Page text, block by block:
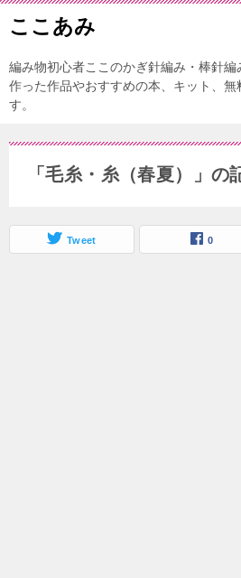
ここあみ
編み物初心者ここのかぎ針編み・棒針
作った作品やおすすめの本、キット、無
す。
「毛糸・糸（春夏）」の
Tweet 0